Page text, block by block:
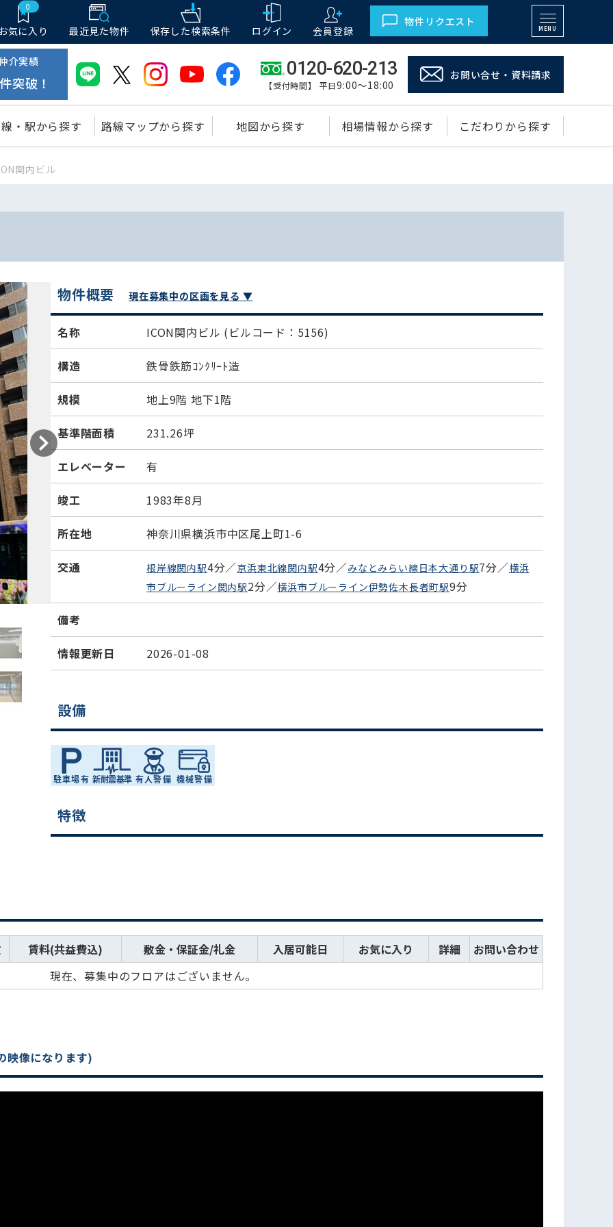
0
気に入り 最近見た物件 保存した検索条件 ログイン 会員登録
物件リクエスト
MENU
介実績
件突破！
0120-620-213
【受付時間】 平日9:00～18:00
お問い合せ・資料請求
・駅から探す 路線マップから探す 地図から探す 相場情報から探す こだわりから探す
関内ビル
物件概要 現在募集中の区画を見る ▼
名称 ICON関内ビル (ビルコード：5156)
構造 鉄骨鉄筋ｺﾝｸﾘｰﾄ造
規模 地上9階 地下1階
基準階面積 231.26坪
エレベーター 有
竣工 1983年8月
所在地 神奈川県横浜市中区尾上町1-6
交通 根岸線関内駅4分／京浜東北線関内駅4分／みなとみらい線日本大通り駅7分／横浜
市ブルーライン関内駅2分／横浜市ブルーライン伊勢佐木長者町駅9分
備考
情報更新日 2026-01-08
設備
特徴
賃料(共益費込) 敷金・保証金/礼金 入居可能日 お気に入り 詳細
お問い合わせ
現在、募集中のフロアはございません。
映像になります)